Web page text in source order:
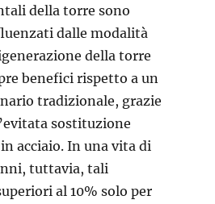
della torre sono
dalle modalità
della torre
benefici rispetto a un
tradizionale, grazie
sostituzione
acciaio. In una vita di
tuttavia, tali
al 10% solo per